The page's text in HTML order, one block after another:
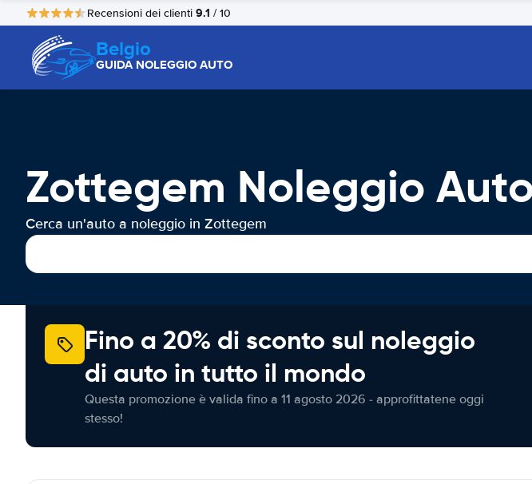
Recensioni dei clienti 9.1 / 10
Belgio
GUIDA NOLEGGIO AUTO
Zottegem Noleggio
Cerca un'auto a noleggio in Zottegem
Fino a 20% di sconto sul noleggio
di auto in tutto il mondo
Questa promozione è valida fino a 11 agosto 2026 - approfittatene oggi
stesso!